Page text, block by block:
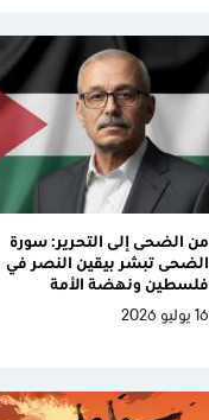
من الضحى إلى التحرير: سورة
الضحى تبشر بيقين النصر في
فلسطين ونهضة الأمة
16 يوليو 2026